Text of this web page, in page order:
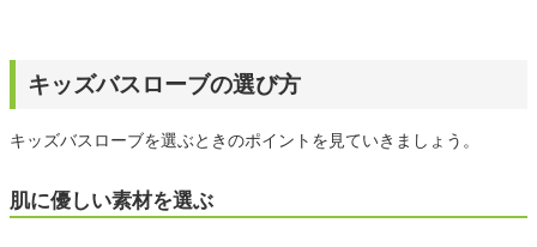
キッズバスローブの選び方
キッズバスローブを選ぶときのポイントを見ていきましょう。
肌に優しい素材を選ぶ